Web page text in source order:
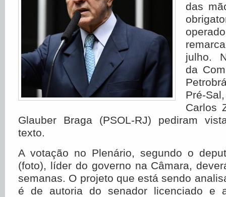
das
julho.
da
Pré-
Carlos
Glauber Braga (PSOL-RJ) pediram
texto.
A votação no Plenário, segundo o
(foto), líder do governo na Câmara,
semanas. O projeto que está sendo
é de autoria do senador licenciado e